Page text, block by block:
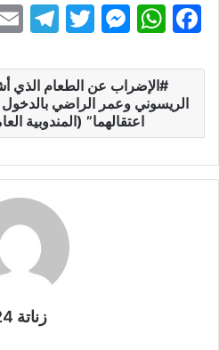
F
c
e
b
o
o
W
at
s
A
p
p
M
s
s
e
n
g
T
itt
er
T
e
gr
a
m
الإضراب عن الطعام الذي
الريسوني وعمر الراضي
اعتقالهما” (المندوبية
زناتة 24